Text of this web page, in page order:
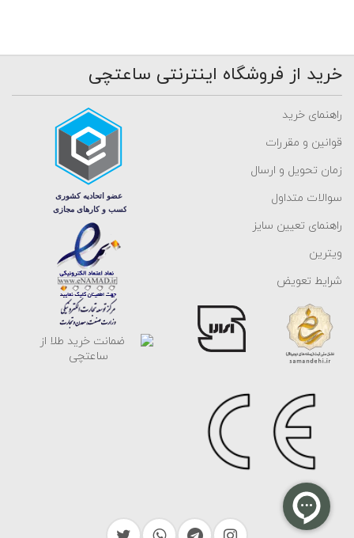
خرید از فروشگاه اینترنتی ساعتچی
راهنمای خرید
قوانین و مقررات
زمان تحویل و ارسال
سوالات متداول
راهنمای تعیین سایز
ویترین
شرایط تعویض